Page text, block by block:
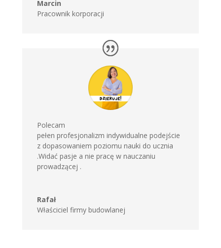
Marcin
Pracownik korporacji
Polecam
pełen profesjonalizm indywidualne podejście
z dopasowaniem poziomu nauki do ucznia
.Widać pasje a nie pracę w nauczaniu
prowadzącej .
Rafał
Właściciel firmy budowlanej